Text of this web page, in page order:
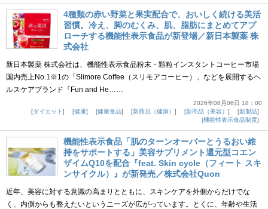
4種類の赤い野菜と果実配合で、おいしく続ける美活
習慣。冷え、脚のむくみ、肌、脂肪にまとめてアプ
ローチする機能性表示食品が新登場／新日本製薬 株
式会社
新日本製薬 株式会社は、機能性表示食品粉末・顆粒インスタントコーヒー市場
国内売上No.1※1の「Slimore Coffee（スリモアコーヒー）」などを展開するヘ
ルスケアブランド『Fun and He……
2026年08月06日 18：00
ダイエット
健康 健康食品 新商品（健康） 新商品（美容）
新製品
機能性表示食品制度
機能性表示食品「肌のターンオーバーとうるおい維
持をサポートする」美容サプリメント還元型コエン
ザイムQ10を配合『feat. Skin cycle（フィート スキ
ンサイクル）』が新発売／株式会社Quon
近年、美容に対する意識の高まりとともに、スキンケアを外側からだけでな
く、内側からも整えたいというニーズが広がっています。とくに、年齢や生活